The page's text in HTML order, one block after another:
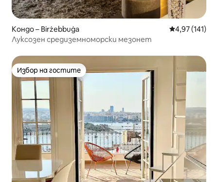
Кондо – Birżebbuġa Средна
4,97 (141)
Луксозен средиземноморски мезонет
Избор на гостите
Избор на гостите